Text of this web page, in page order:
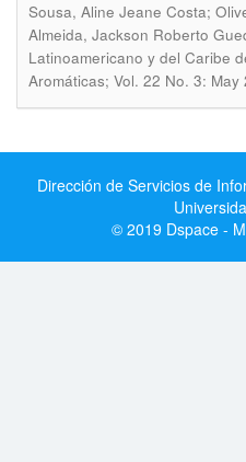
Sousa, Aline Jeane Costa;
Almeida, Jackson Roberto
Latinoamericano y del Caribe
Aromáticas; Vol. 22 No. 3:
Dirección de Servicios de
© 2019 Dspace -